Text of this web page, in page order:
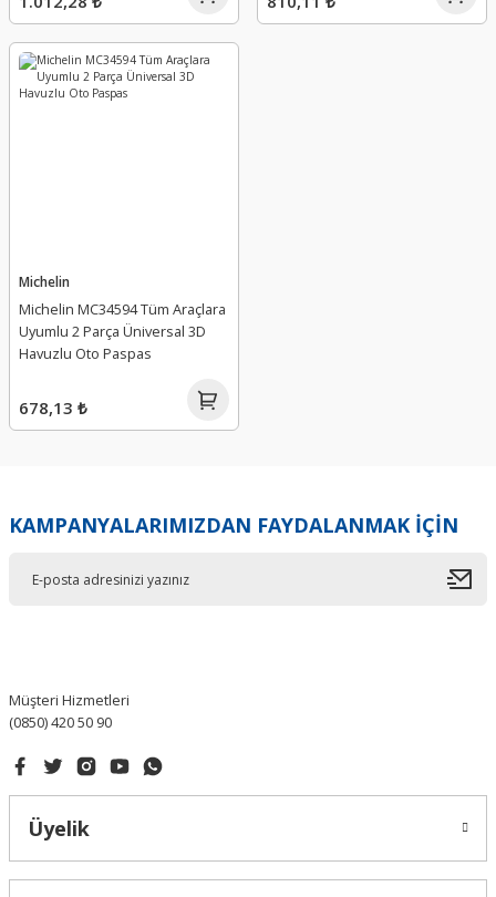
Michelin
Michelin MC34594 Tüm Araçlara
Uyumlu 2 Parça Üniversal 3D
Havuzlu Oto Paspas
678,13 ₺
KAMPANYALARIMIZDAN FAYDALANMAK İÇİN
Müşteri Hizmetleri
(0850) 420 50 90
Üyelik